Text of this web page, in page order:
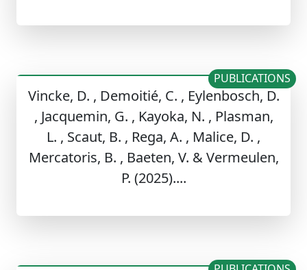
Vincke, D. , Demoitié, C. , Eylenbosch, D.
, Jacquemin, G. , Kayoka, N. , Plasman,
L. , Scaut, B. , Rega, A. , Malice, D. ,
Mercatoris, B. , Baeten, V. & Vermeulen,
P. (2025)....
PUBLICATIONS